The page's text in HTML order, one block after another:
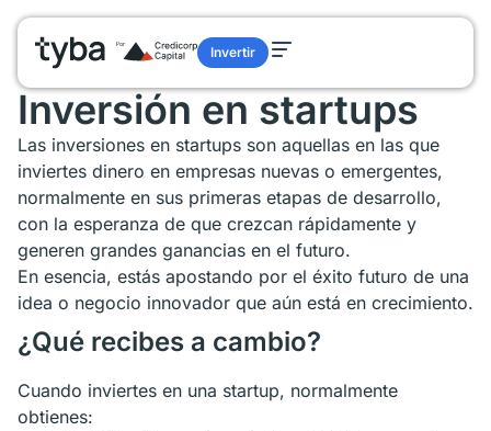
Invertir
Glosario/Inversión en startups
Glosario términos de finanzas
Inversión en startups
Las inversiones en startups son aquellas en las que
inviertes dinero en empresas nuevas o emergentes,
normalmente en sus primeras etapas de desarrollo,
con la esperanza de que crezcan rápidamente y
generen grandes ganancias en el futuro.
En esencia, estás apostando por el éxito futuro de una
idea o negocio innovador que aún está en crecimiento.
¿Qué recibes a cambio?
Cuando inviertes en una startup, normalmente
obtienes: